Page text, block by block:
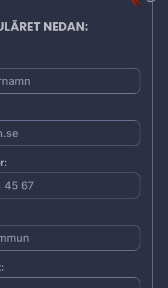
NEDAN: